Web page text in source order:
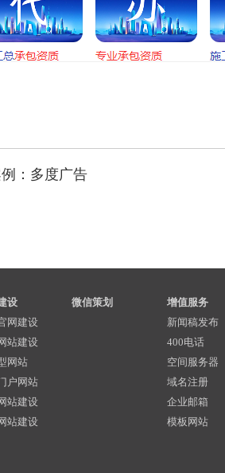
：多度广告
设
网建设
站建设
网站
户网站
站建设
站建设
微信策划
增值服务
新闻稿发布
400电话
空间服务器
域名注册
企业邮箱
模板网站